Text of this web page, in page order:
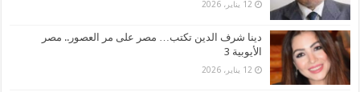
12 يناير، 2026
دينا شرف الدين تكتب… مصر على مر العصور.. مصر
الأيوبية 3
12 يناير، 2026